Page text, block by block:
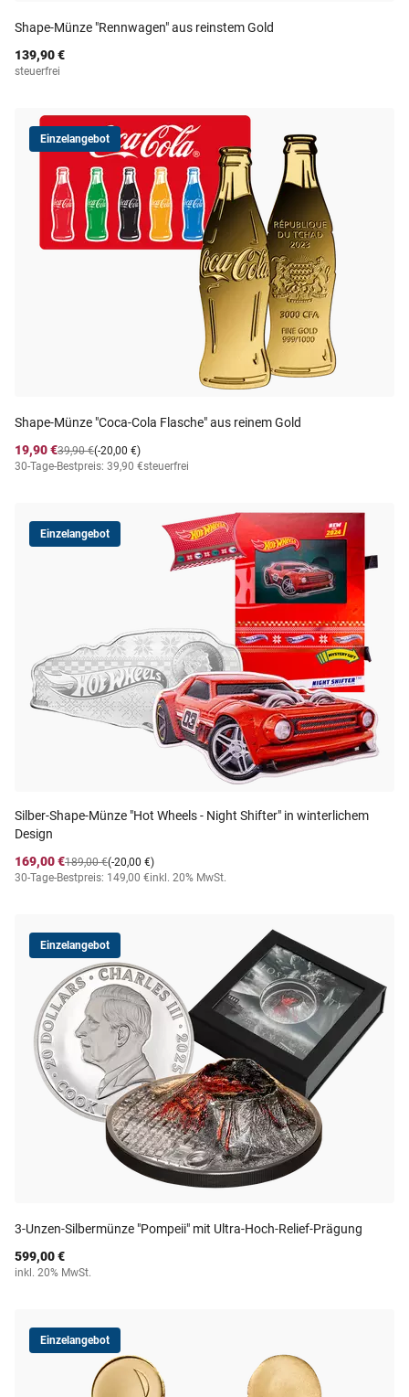
Shape-Münze "Rennwagen" aus reinstem Gold
139,90 €
steuerfrei
Einzelangebot
Shape-Münze "Coca-Cola Flasche" aus reinem Gold
19,90 €
(-20,00 €)
39,90 €
30-Tage-Bestpreis: 39,90 €steuerfrei
Einzelangebot
Silber-Shape-Münze "Hot Wheels - Night Shifter" in winterlichem
Design
169,00 €
(-20,00 €)
189,00 €
30-Tage-Bestpreis: 149,00 €inkl. 20% MwSt.
Einzelangebot
3-Unzen-Silbermünze "Pompeii" mit Ultra-Hoch-Relief-Prägung
599,00 €
inkl. 20% MwSt.
Einzelangebot